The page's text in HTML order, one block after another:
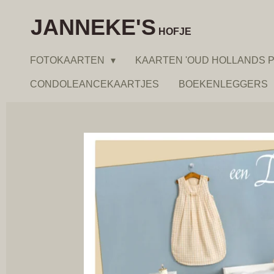
direct
hoofdinhoud
JANNEKE'S HOFJE
FOTOKAARTEN KAARTEN 'OUD HOLLANDS
CONDOLEANCEKAARTJES BOEKENLEGGERS